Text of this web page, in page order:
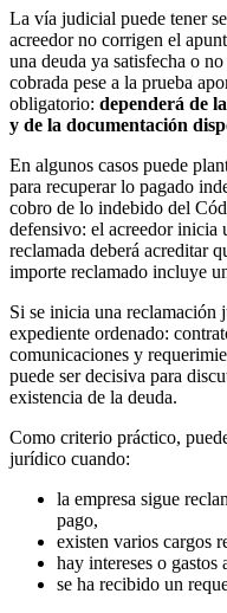
La vía judicial puede tener
acreedor no corrigen el
una deuda ya satisfecha o
cobrada pese a la prueba
obligatorio: dependerá de
y de la documentación
En algunos casos puede
para recuperar lo pagado
cobro de lo indebido del
defensivo: el acreedor inicia
reclamada deberá acreditar
importe reclamado incluye
Si se inicia una
expediente ordenado:
comunicaciones y
puede ser decisiva para
existencia de la deuda.
Como criterio práctico,
jurídico cuando:
la empresa sigue
pago,
existen varios cargos
hay intereses o gastos
se ha recibido un